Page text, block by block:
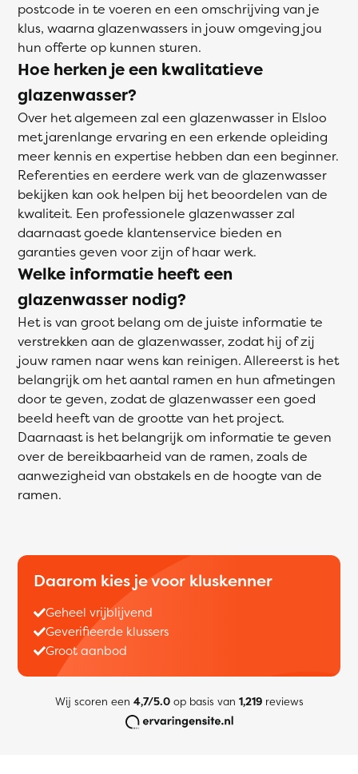
postcode in te voeren en een omschrijving van je
klus, waarna glazenwassers in jouw omgeving jou
hun offerte op kunnen sturen.
Hoe herken je een kwalitatieve
glazenwasser?
Over het algemeen zal een glazenwasser in Elsloo
met jarenlange ervaring en een erkende opleiding
meer kennis en expertise hebben dan een beginner.
Referenties en eerdere werk van de glazenwasser
bekijken kan ook helpen bij het beoordelen van de
kwaliteit. Een professionele glazenwasser zal
daarnaast goede klantenservice bieden en
garanties geven voor zijn of haar werk.
Welke informatie heeft een
glazenwasser nodig?
Het is van groot belang om de juiste informatie te
verstrekken aan de glazenwasser, zodat hij of zij
jouw ramen naar wens kan reinigen. Allereerst is het
belangrijk om het aantal ramen en hun afmetingen
door te geven, zodat de glazenwasser een goed
beeld heeft van de grootte van het project.
Daarnaast is het belangrijk om informatie te geven
over de bereikbaarheid van de ramen, zoals de
aanwezigheid van obstakels en de hoogte van de
ramen.
Daarom kies je voor kluskenner
Geheel vrijblijvend
Geverifieerde klussers
Groot aanbod
Wij scoren een 4,7/5.0op basis van 1,219reviews